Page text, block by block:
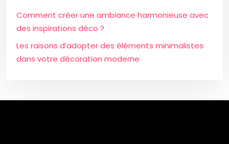
Comment créer une ambiance harmonieuse avec
des inspirations déco ?
Les raisons d’adopter des éléments minimalistes
dans votre décoration moderne